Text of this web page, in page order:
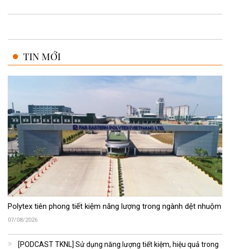
TIN MỚI
Polytex tiên phong tiết kiệm năng lượng trong ngành dệt nhuộm
07/08/2026
[PODCAST TKNL] Sử dụng năng lượng tiết kiệm, hiệu quả trong